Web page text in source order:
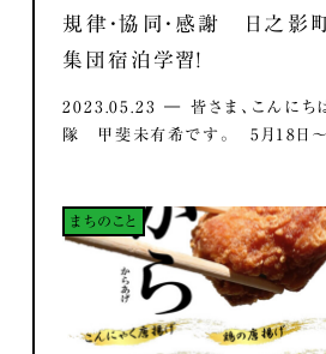
規律・協同・感謝 日之
集団宿泊学習！
2023.05.23 ― 皆さま、こんにち
隊 甲斐未有希です。 5月18日～
まちのこと